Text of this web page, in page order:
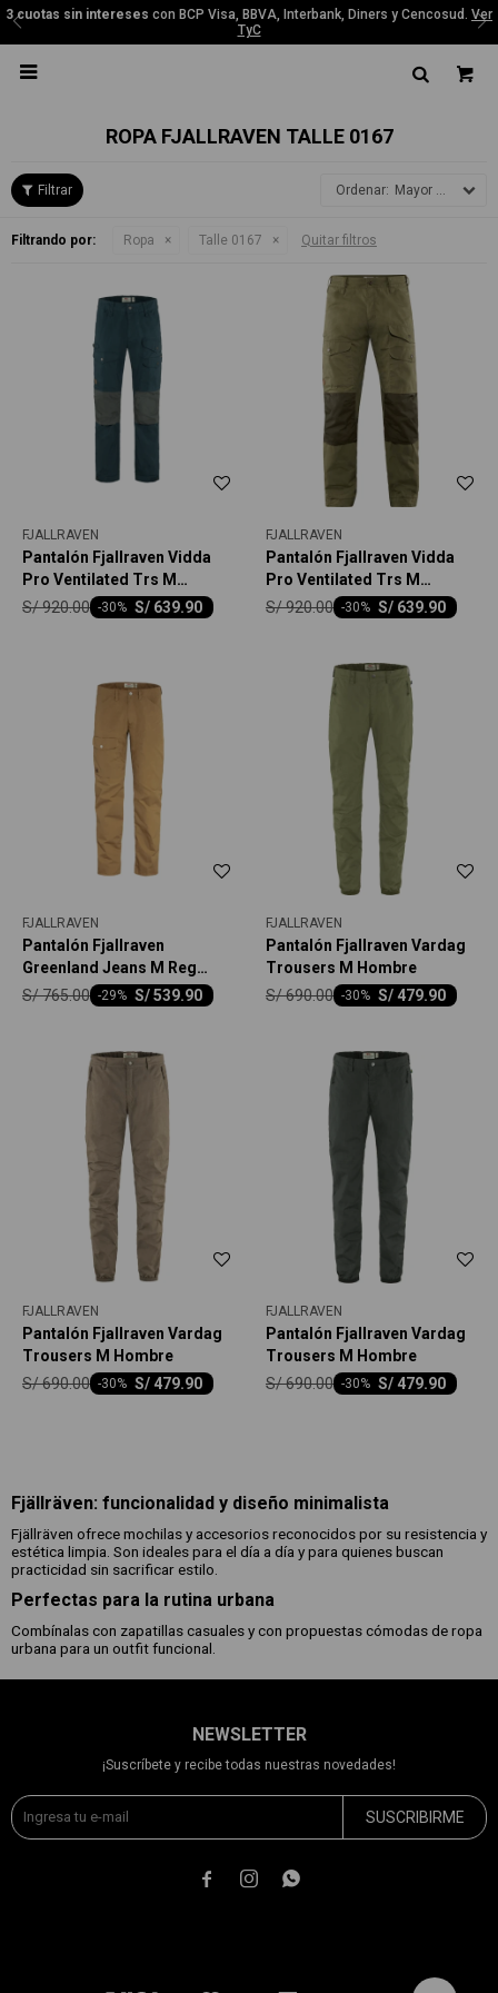
3 cuotas sin intereses con BCP Visa, BBVA, Interbank, Diners y Cencosud. Ver
TyC

ROPA FJALLRAVEN TALLE 0167
Mayor precio
Filtrando por: Ropa Talle 0167 Quitar filtros
FJALLRAVEN
Pantalón Fjallraven Vidda
Pro Ventilated Trs M
Hombre
S/ 639.90
-30
S/920.00
FJALLRAVEN
Pantalón Fjallraven Vidda
Pro Ventilated Trs M
Hombre
S/ 639.90
-30
S/920.00
FJALLRAVEN
Pantalón Fjallraven
Greenland Jeans M Reg
Hombre
S/539.90
-29
S/765.00
FJALLRAVEN
Pantalón Fjallraven Vardag
Trousers M Hombre
S/ 479.90
-30
S/690.00
FJALLRAVEN
Pantalón Fjallraven Vardag
Trousers M Hombre
S/ 479.90
-30
S/690.00
FJALLRAVEN
Pantalón Fjallraven Vardag
Trousers M Hombre
S/ 479.90
-30
S/690.00
Fjällräven: funcionalidad y diseño minimalista
Fjällräven ofrece mochilas y accesorios reconocidos por su resistencia y
estética limpia. Son ideales para el día a día y para quienes buscan
practicidad sin sacrificar estilo.
Perfectas para la rutina urbana
Combínalas con zapatillas casuales y con propuestas cómodas de ropa
urbana para un outfit funcional.
NEWSLETTER
¡Suscríbete y recibe todas nuestras novedades!
SUSCRIBIRME
  